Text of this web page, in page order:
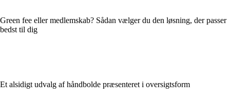
Green fee eller medlemskab? Sådan vælger du den løsning, der passer
bedst til dig
Et alsidigt udvalg af håndbolde præsenteret i oversigtsform